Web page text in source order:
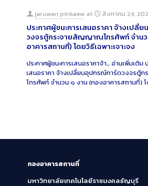
jaruwan pinkaew at สิงหาคม 24,
ประกาศผู้ชนะการเสนอราคา จ้างเปลี่
วงจรตู้กระจายสัญญาณโทรศัพท์ จำน
อาคารสถานที่) โดยวิธีเฉพาะเจาะจง
ประกาศผู้ชนะการเสนอราคาจ้า…อ่านเพิ่มเติม
เสนอราคา จ้างเปลี่ยนอุปกรณ์การ์ดวงจรตู้
โทรศัพท์ จำนวน ๑ งาน (กองอาคารสถานที่) โ
กองอาคารสถานที่
มหาวิทยาลัยเทคโนโลยีราชมงคลธัญบุรี